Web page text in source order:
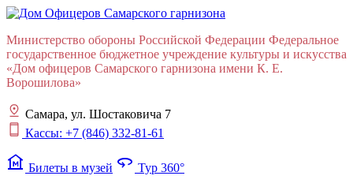
Министерство обороны Российской Федерации Федеральное
государственное бюджетное учреждение культуры и искусства
«Дом офицеров Cамарского гарнизона имени К. Е.
Ворошилова»
Самара, ул. Шостаковича 7
Кассы: +7 (846) 332-81-61
museum Билеты в музей 360 Тур 360°